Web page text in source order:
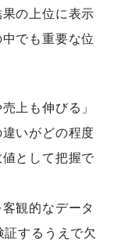
の上位に表示
でも重要な位
上も伸びる」
いがどの程度
として把握で
観的なデータ
するうえで欠